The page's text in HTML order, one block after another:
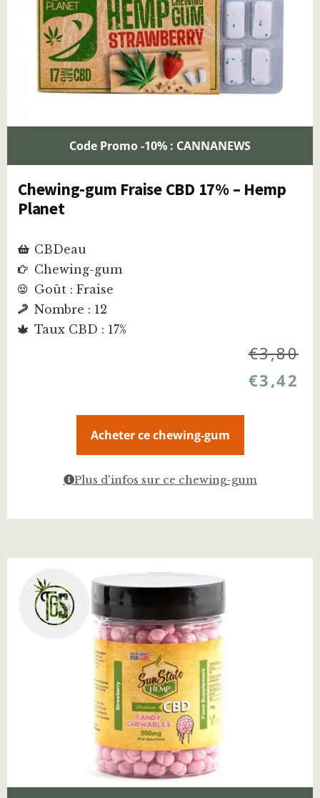
Code Promo -10% : CANNANEWS
Chewing-gum Fraise CBD 17% – Hemp
Planet
CBDeau
Chewing-gum
Goût : Fraise
Nombre : 12
Taux CBD : 17%
€3,80
€3,42
Acheter ce chewing-gum
Plus d'infos sur ce chewing-gum